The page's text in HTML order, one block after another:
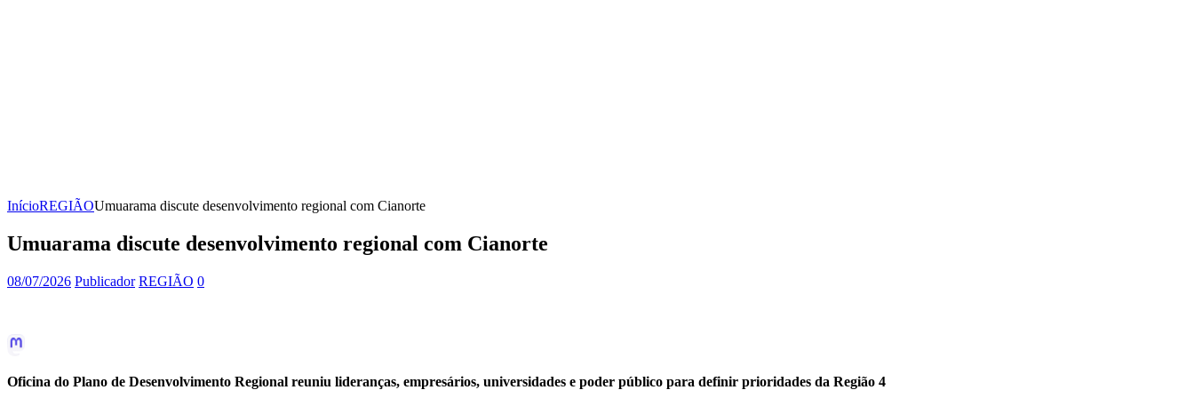
InícioREGIÃOUmuarama discute desenvolvimento regional com Cianorte
Umuarama discute desenvolvimento regional com Cianorte
08/07/2026 Publicador REGIÃO 0
Oficina do Plano de Desenvolvimento Regional reuniu lideranças, empresários, universidades e poder público para definir prioridades da Região 4